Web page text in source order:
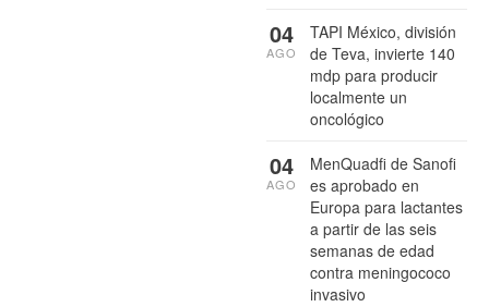
TAPI México, división
de Teva, invierte 140
mdp para producir
localmente un
oncológico
04
AGO
MenQuadfi de Sanofi
es aprobado en
Europa para lactantes
a partir de las seis
semanas de edad
contra meningococo
invasivo
04
AGO